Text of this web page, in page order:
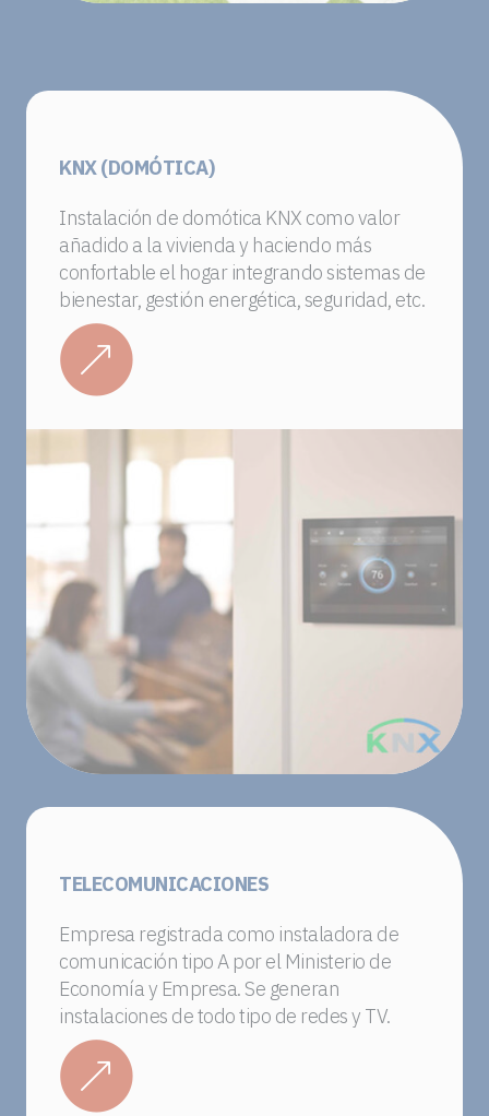
KNX (DOMÓTICA)
Instalación de domótica KNX como valor
añadido a la vivienda y haciendo más
confortable el hogar integrando sistemas de
bienestar, gestión energética, seguridad, etc.
TELECOMUNICACIONES
Empresa registrada como instaladora de
comunicación tipo A por el Ministerio de
Economía y Empresa. Se generan
instalaciones de todo tipo de redes y TV.